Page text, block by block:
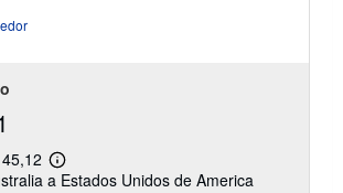
Más
información
a Estados Unidos de America